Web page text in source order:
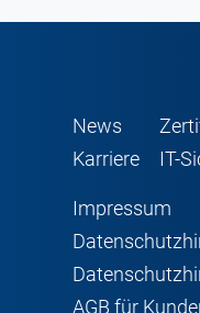
News
Karriere
IT-
Impressum
AGB für